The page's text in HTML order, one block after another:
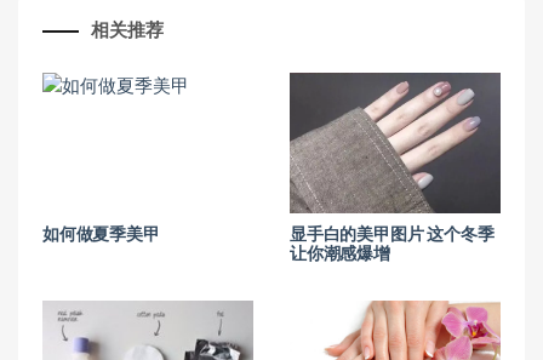
相关推荐
如何做夏季美甲
显手白的美甲图片 这个冬季
让你潮感爆增